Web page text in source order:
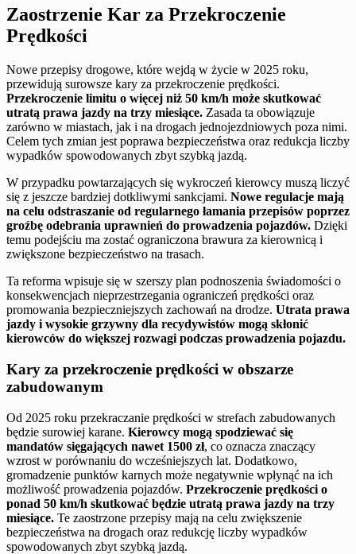
Zaostrzenie Kar za Przekroczenie
Prędkości
Nowe przepisy drogowe, które wejdą w życie w 2025 roku,
przewidują surowsze kary za przekroczenie prędkości.
Przekroczenie limitu o więcej niż 50 km/h może skutkować
utratą prawa jazdy na trzy miesiące. Zasada ta obowiązuje
zarówno w miastach, jak i na drogach jednojezdniowych poza nimi.
Celem tych zmian jest poprawa bezpieczeństwa oraz redukcja liczby
wypadków spowodowanych zbyt szybką jazdą.
W przypadku powtarzających się wykroczeń kierowcy muszą liczyć
się z jeszcze bardziej dotkliwymi sankcjami. Nowe regulacje mają
na celu odstraszanie od regularnego łamania przepisów poprzez
groźbę odebrania uprawnień do prowadzenia pojazdów. Dzięki
temu podejściu ma zostać ograniczona brawura za kierownicą i
zwiększone bezpieczeństwo na trasach.
Ta reforma wpisuje się w szerszy plan podnoszenia świadomości o
konsekwencjach nieprzestrzegania ograniczeń prędkości oraz
promowania bezpieczniejszych zachowań na drodze. Utrata prawa
jazdy i wysokie grzywny dla recydywistów mogą skłonić
kierowców do większej rozwagi podczas prowadzenia pojazdu.
Kary za przekroczenie prędkości w obszarze
zabudowanym
Od 2025 roku przekraczanie prędkości w strefach zabudowanych
będzie surowiej karane. Kierowcy mogą spodziewać się
mandatów sięgających nawet 1500 zł, co oznacza znaczący
wzrost w porównaniu do wcześniejszych lat. Dodatkowo,
gromadzenie punktów karnych może negatywnie wpłynąć na ich
możliwość prowadzenia pojazdów. Przekroczenie prędkości o
ponad 50 km/h skutkować będzie utratą prawa jazdy na trzy
miesiące. Te zaostrzone przepisy mają na celu zwiększenie
bezpieczeństwa na drogach oraz redukcję liczby wypadków
spowodowanych zbyt szybką jazdą.